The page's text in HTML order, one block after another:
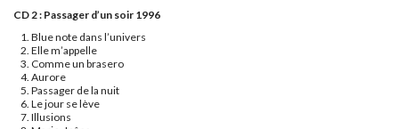
CD 2 : Passager d’un soir 1996
Blue note dans l’univers
Elle m’appelle
Comme un brasero
Aurore
Passager de la nuit
Le jour se lève
Illusions